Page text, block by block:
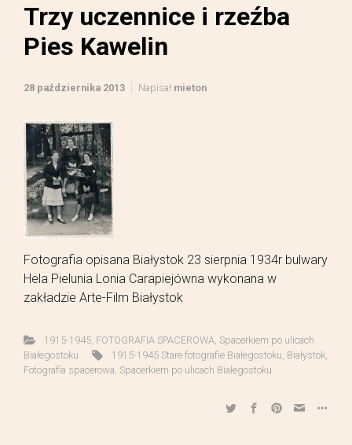
Trzy uczennice i rzeźba
Pies Kawelin
28 października 2013 Napisał mieton
Fotografia opisana Białystok 23 sierpnia 1934r bulwary
Hela Pielunia Lonia Carapiejówna wykonana w
zakładzie Arte-Film Białystok
1915-1945, FOTOGRAFIA SPACEROWA Spacerkiem po ulicach
Białegostoku
1915-1945 Stare fotografie Białegostoku Białystok,
Fotografia spacerowa Spacerkiem po ulicach Białegostoku